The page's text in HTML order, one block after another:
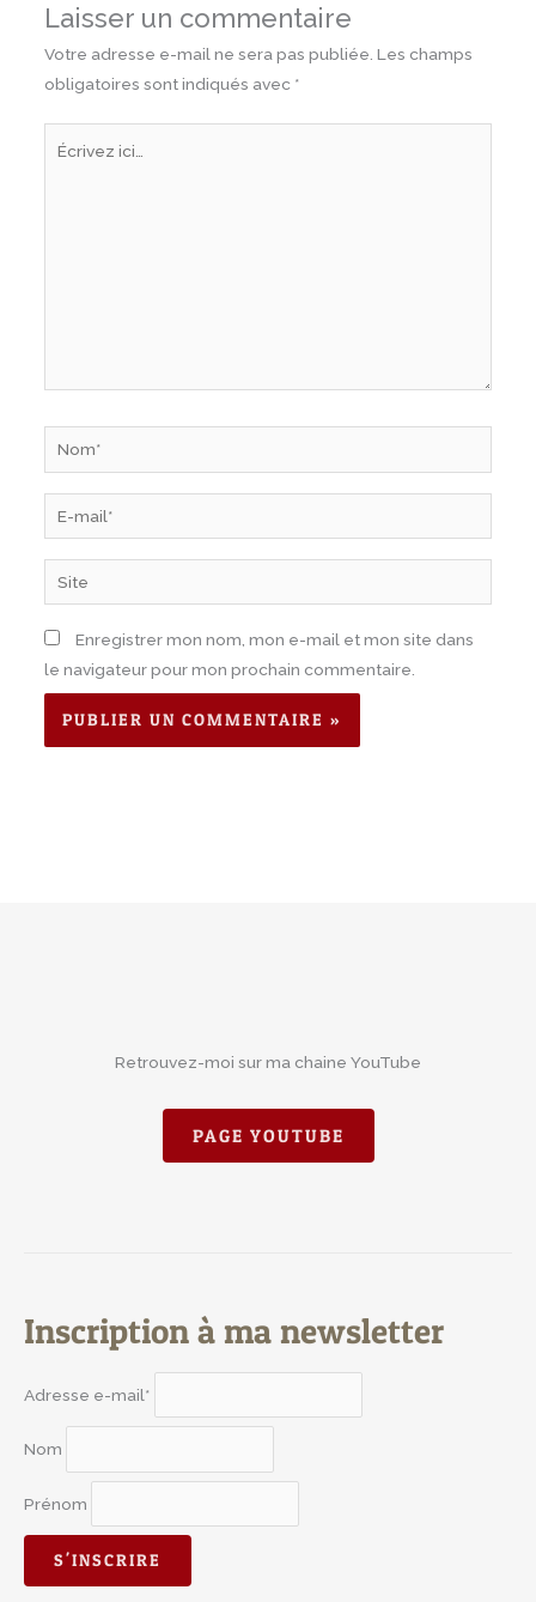
Laisser un commentaire
Votre adresse e-mail ne sera pas publiée. Les champs
obligatoires sont indiqués avec *
Nom*
mail*
Site
Enregistrer mon nom, mon e-mail et mon site dans
le navigateur pour mon prochain commentaire.
Retrouvez-moi sur ma chaine YouTube
PAGE YOUTUBE
Inscription à ma newsletter
Adresse e-mail*
Nom
Prénom